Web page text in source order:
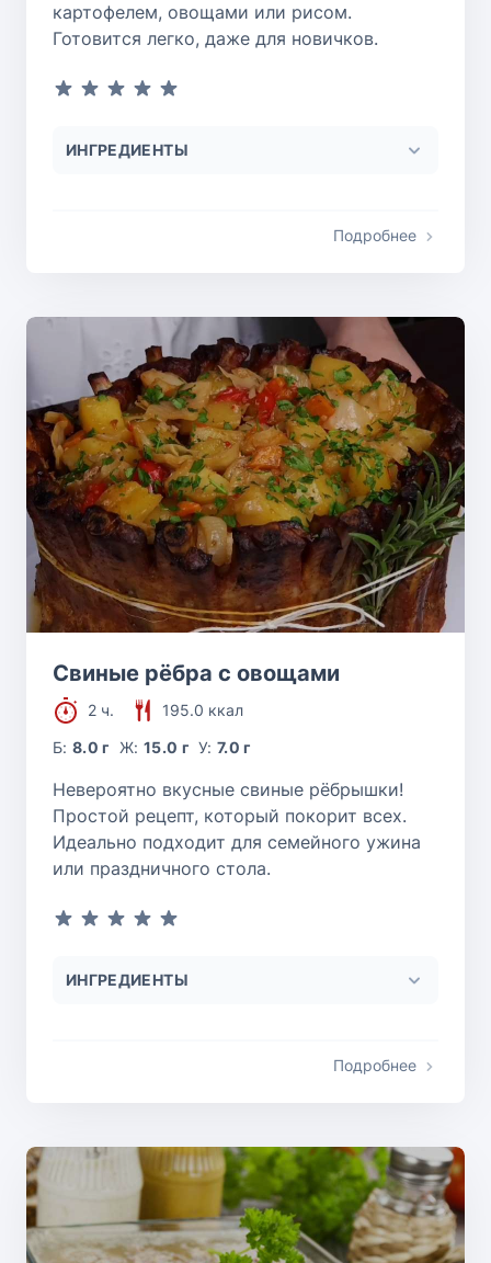
картофелем, овощами или рисом.
Готовится легко, даже для новичков.
ИНГРЕДИЕНТЫ
Подробнее
Свиные рёбра с овощами
2 ч.
195.0 ккал
Б:8.0 г Ж: 15.0 г У:7.0 г
Невероятно вкусные свиные рёбрышки!
Простой рецепт, который покорит всех.
Идеально подходит для семейного ужина
или праздничного стола.
ИНГРЕДИЕНТЫ
Подробнее